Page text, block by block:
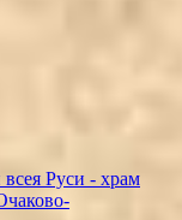
Руси - храм